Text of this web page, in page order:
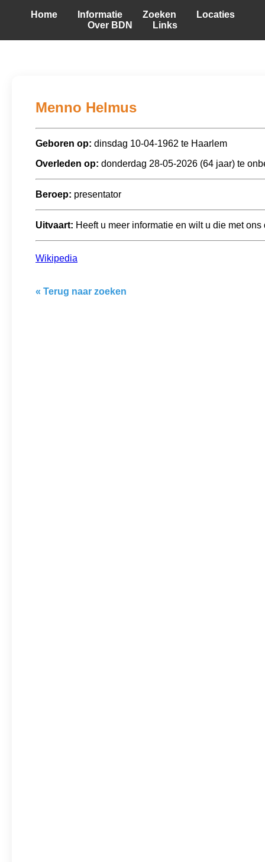
Home Informatie Zoeken
Locaties
Over BDN
Links
Menno Helmus
Geboren op: dinsdag 10-04-1962 te Haarlem
Overleden op: donderdag 28-05-2026 (64 jaar) te
Beroep: presentator
Uitvaart: Heeft u meer informatie en wilt u die met
Wikipedia
« Terug naar zoeken